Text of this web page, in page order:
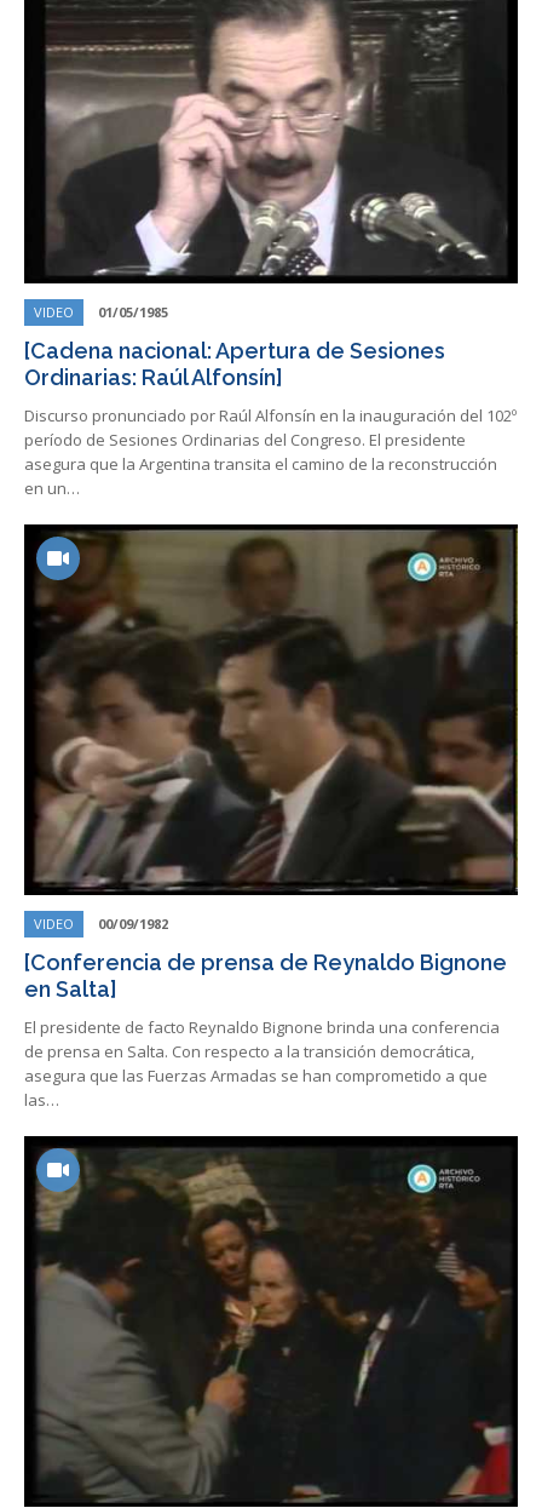
VIDEO 01/05/1985
[Cadena nacional: Apertura de Sesiones
Ordinarias: Raúl Alfonsín]
Discurso pronunciado por Raúl Alfonsín en la inauguración del 102º
período de Sesiones Ordinarias del Congreso. El presidente
asegura que la Argentina transita el camino de la reconstrucción
en un…
VIDEO 00/09/1982
[Conferencia de prensa de Reynaldo Bignone
en Salta]
El presidente de facto Reynaldo Bignone brinda una conferencia
de prensa en Salta. Con respecto a la transición democrática,
asegura que las Fuerzas Armadas se han comprometido a que
las…